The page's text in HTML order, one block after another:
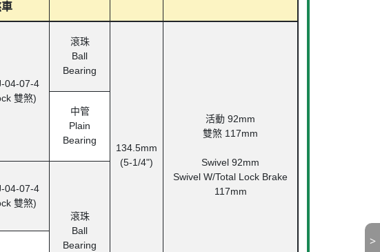
04-07-4
雙煞)
滾珠
Ball
Bearing
134.5mm
(5-1/4")
活動 92mm
雙煞 117mm
Swivel 92mm
Swivel W/Total Lock Brake
117mm
中管
Plain
Bearing
04-07-4
雙煞)
滾珠
Ball
Bearing
>